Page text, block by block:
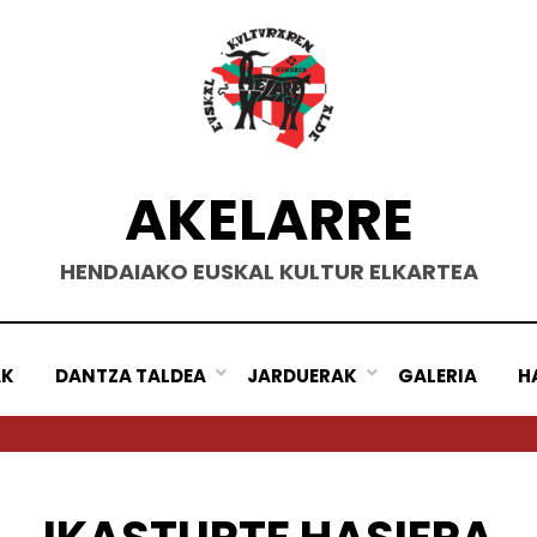
AKELARRE
HENDAIAKO EUSKAL KULTUR ELKARTEA
DANTZA TALDEA JARDUERAK GALERIA